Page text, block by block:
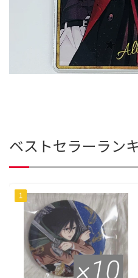
ベストセラーラン